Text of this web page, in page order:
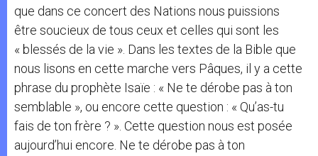
que dans ce concert des Nations nous puissions
être soucieux de tous ceux et celles qui sont les
« blessés de la vie ». Dans les textes de la Bible que
nous lisons en cette marche vers Pâques, il y a cette
phrase du prophète Isaïe : « Ne te dérobe pas à ton
semblable », ou encore cette question : « Qu’as-tu
fais de ton frère ? ». Cette question nous est posée
aujourd’hui encore. Ne te dérobe pas à ton